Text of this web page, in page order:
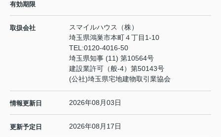
有効期限
取扱会社
スマイルハウス（株）
埼玉県鴻巣市本町４丁目1-10
TEL:0120-4016-50
埼玉県知事 (11) 第10564号
建設業許可（般-4）第50143号
(公社)埼玉県宅地建物取引業協会
情報更新日 2026年08月03日
更新予定日 2026年08月17日